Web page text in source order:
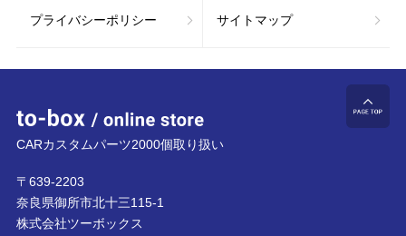
プライバシーポリシー サイトマップ
to-box online store
CARカスタムパーツ2000個取り扱い
〒639-2203
奈良県御所市北十三115-1
株式会社ツーボックス